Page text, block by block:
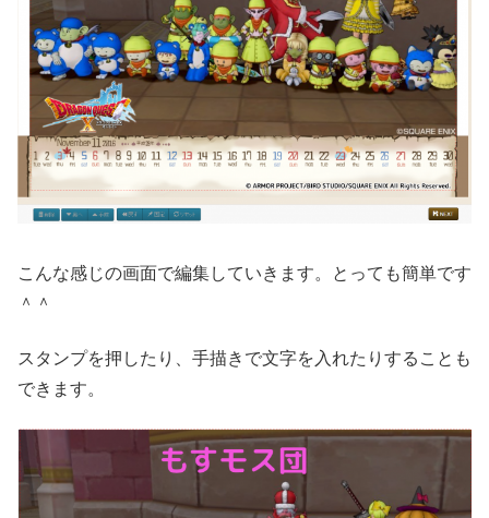
こんな感じの画面で編集していきます。とっても簡単です
＾＾
スタンプを押したり、手描きで文字を入れたりすることも
できます。